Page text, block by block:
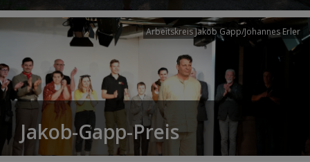
Arbeitskreis Jakob Gapp/Johannes Erler
Jakob-Gapp-Preis